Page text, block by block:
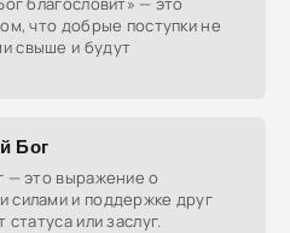
что добрые поступки не
свыше и будут
Бог
— это выражение о
силами и поддержке друг
или заслуг.